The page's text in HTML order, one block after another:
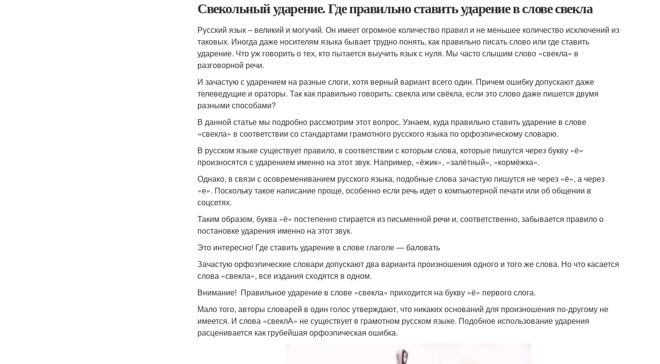
Свекольный ударение. Где правильно ставить ударение в слове свекла
Русский язык – великий и могучий. Он имеет огромное количество правил и не меньшее количество исключений из
таковых. Иногда даже носителям языка бывает трудно понять, как правильно писать слово или где ставить
ударение. Что уж говорить о тех, кто пытается выучить язык с нуля. Мы часто слышим слово «свекла» в
разговорной речи.
И зачастую с ударением на разные слоги, хотя верный вариант всего один. Причем ошибку допускают даже
телеведущие и ораторы. Так как правильно говорить: свекла или свёкла, если это слово даже пишется двумя
разными способами?
В данной статье мы подробно рассмотрим этот вопрос. Узнаем, куда правильно ставить ударение в слове
«свекла» в соответствии со стандартами грамотного русского языка по орфоэпическому словарю.
В русском языке существует правило, в соответствии с которым слова, которые пишутся через букву «ё»
произносятся с ударением именно на этот звук. Например, «ёжик», «залётный», «кормёжка».
Однако, в связи с осовремениванием русского языка, подобные слова зачастую пишутся не через «ё», а через
«е». Поскольку такое написание проще, особенно если речь идет о компьютерной печати или об общении в
соцсетях.
Таким образом, буква «ё» постепенно стирается из письменной речи и, соответственно, забывается правило о
постановке ударения именно на этот звук.
Это интересно! Где ставить ударение в слове глаголе — баловать
Зачастую орфоэпические словари допускают два варианта произношения одного и того же слова. Но что касается
слова «свекла», все издания сходятся в одном.
Внимание! Правильное ударение в слове «свекла» приходится на букву «ё» первого слога.
Мало того, авторы словарей в один голос утверждают, что никаких оснований для произношения по-другому не
имеется. И слова «свеклА» не существует в грамотном русском языке. Подобное использование ударения
расценивается как грубейшая орфоэпическая ошибка.